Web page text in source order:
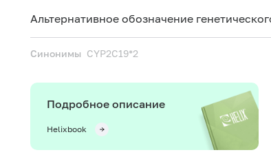
Альтернативное обозначение
Синонимы CYP2C19*2
Подробное описание
Helixbook